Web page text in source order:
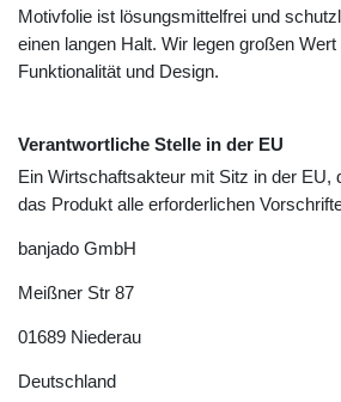
Motivfolie ist lösungsmittelfrei und
einen langen Halt. Wir legen großen
Funktionalität und Design.
Verantwortliche Stelle in der EU
Ein Wirtschaftsakteur mit Sitz in der EU,
das Produkt alle erforderlichen
banjado GmbH
Meißner Str 87
01689 Niederau
Deutschland